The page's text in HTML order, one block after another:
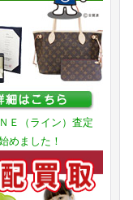
Ｅ（ライン）査定
めました！